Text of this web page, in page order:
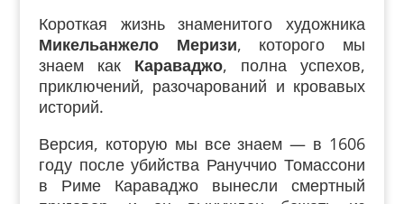
Короткая жизнь знаменитого художника
Микельанжело Меризи, которого мы
знаем как Караваджо, полна успехов,
приключений, разочарований и кровавых
историй.
Версия, которую мы все знаем — в 1606
году после убийства Рануччио Томассони
в Риме Караваджо вынесли смертный